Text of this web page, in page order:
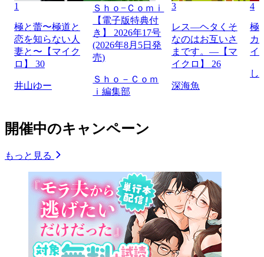
1
極と蕾〜極道と
恋を知らない人
妻と〜【マイク
ロ】 30
井山ゆー
Ｓｈｏ−Ｃｏｍｉ
【電子版特典付
き】 2026年17号
(2026年8月5日発
売)
Ｓｈｏ－Ｃｏｍ
ｉ編集部
3
レス―ヘタくそ
なのはお互いさ
まです。―【マ
イクロ】 26
深海魚
4
極
カ
イ
し
開催中のキャンペーン
もっと見る